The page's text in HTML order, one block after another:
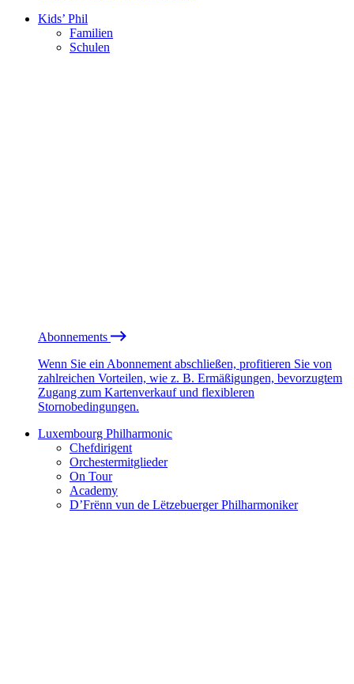
Kids’ Phil
Familien
Schulen
Abonnements
Wenn Sie ein Abonnement abschließen, profitieren Sie von
zahlreichen Vorteilen, wie z. B. Ermäßigungen, bevorzugtem
Zugang zum Kartenverkauf und flexibleren
Stornobedingungen.
Luxembourg Philharmonic
Chefdirigent
Orchestermitglieder
On Tour
Academy
D’Frënn vun de Lëtzebuerger Philharmoniker